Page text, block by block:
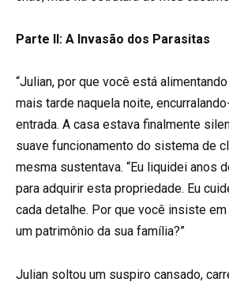
Parte II: A Invasão dos Parasitas
“Julian, por que você está
mais tarde naquela noite,
entrada. A casa estava finalmente
suave funcionamento do sistema de
mesma sustentava. “Eu liquidei anos
para adquirir esta propriedade. Eu
cada detalhe. Por que você insiste
um patrimônio da sua família?”
Julian soltou um suspiro cansado,